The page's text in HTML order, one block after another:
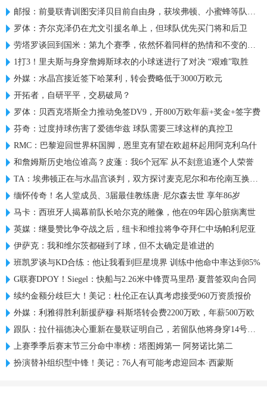
邮报：前曼联青训图安泽贝目前自由身，获埃弗顿、小蜜蜂等队关注
罗体：齐尔克泽仍在尤文引援名单上，但球队优先买门将和后卫
劳塔罗谈回到国米：第九个赛季，依然怀着同样的热情和不变的雄心
1打3！里夫斯与身穿詹姆斯球衣的小球迷进行了对决 “艰难”取胜
外媒：水晶宫接近签下哈莱利，转会费略低于3000万欧元
开拓者，自研平平，交易破局？
罗体：贝西克塔斯全力推动免签DV9，开800万欧年薪+奖金+签字费
芬奇：过度持球伤害了爱德华兹 球队需要三球这样的真控卫
RMC：巴黎迎回世界杯国脚，恩里克有望在欧超杯起用阿克利乌什
和詹姆斯历史地位谁高？皮蓬：我6个冠军 从不刻意追逐个人荣誉
TA：埃弗顿正在与水晶宫谈判，双方探讨麦克尼尔和布伦南互换交易
缅怀传奇！名人堂成员、3届最佳教练唐·尼尔森去世 享年86岁
马卡：西班牙人揭幕前队长哈尔克的雕像，他在09年因心脏病离世
英媒：继曼赞比争夺战之后，纽卡和维拉将争夺拜仁中场帕利尼亚
伊萨克：我和维尔茨都碰到了球，但不太确定是谁进的
班凯罗谈与KD合练：他让我看到巨星境界 训练中他命中率达到85%
G联赛DPOY！Siegel：快船与2.26米中锋贾马里昂·夏普签双向合同
续约金额分歧巨大！美记：杜伦正在认真考虑接受960万资质报价
外媒：利雅得胜利新援萨穆·科斯塔转会费2200万欧，年薪500万欧
跟队：拉什福德决心重新在曼联证明自己，若留队他将身穿14号球衣
上赛季季后赛末节三分命中率榜：塔图姆第一 阿努诺比第二
扮演替补组织型中锋！美记：76人有可能考虑迎回本·西蒙斯